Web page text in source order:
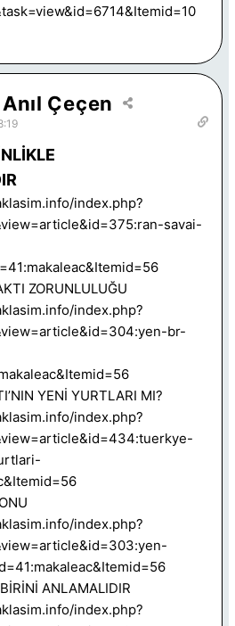
Çeçen
index.php?
savai-
ZORUNLULUĞU
index.php?
br-
YENİ YURTLARI MI?
index.php?
index.php?
ANLAMALIDIR
index.php?